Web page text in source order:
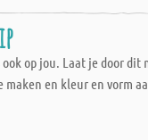
op jou. Laat je door
en kleur en vorm